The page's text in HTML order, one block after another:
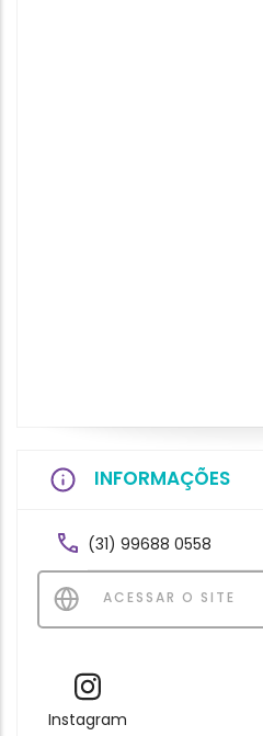
INFORMAÇÕES
(31) 99688 0558
ACESSAR O SITE
Instagram